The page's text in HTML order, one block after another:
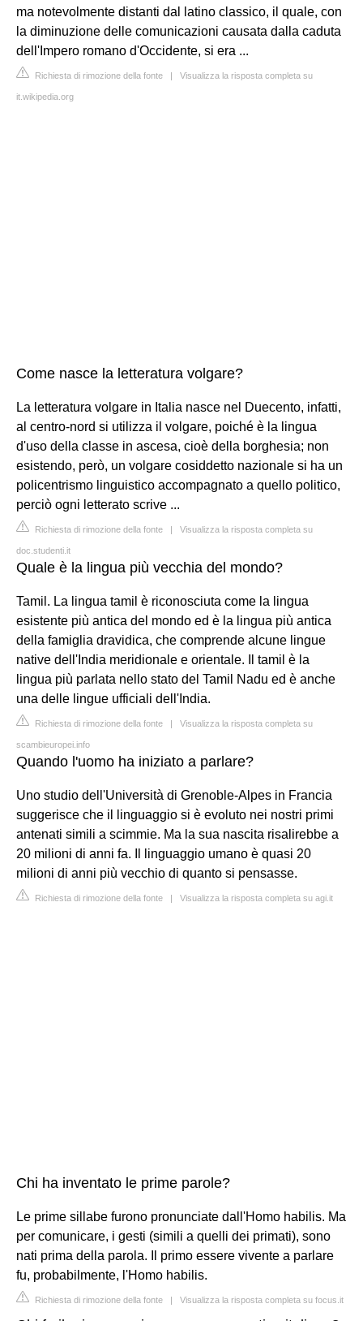
ma notevolmente distanti dal latino classico, il quale, con
la diminuzione delle comunicazioni causata dalla caduta
dell'Impero romano d'Occidente, si era ...
Richiesta di rimozione della fonte | Visualizza la risposta completa su
it.wikipedia.org
Come nasce la letteratura volgare?
La letteratura volgare in Italia nasce nel Duecento, infatti,
al centro-nord si utilizza il volgare, poiché è la lingua
d'uso della classe in ascesa, cioè della borghesia; non
esistendo, però, un volgare cosiddetto nazionale si ha un
policentrismo linguistico accompagnato a quello politico,
perciò ogni letterato scrive ...
Richiesta di rimozione della fonte | Visualizza la risposta completa su
doc.studenti.it
Quale è la lingua più vecchia del mondo?
Tamil. La lingua tamil è riconosciuta come la lingua
esistente più antica del mondo ed è la lingua più antica
della famiglia dravidica, che comprende alcune lingue
native dell'India meridionale e orientale. Il tamil è la
lingua più parlata nello stato del Tamil Nadu ed è anche
una delle lingue ufficiali dell'India.
Richiesta di rimozione della fonte | Visualizza la risposta completa su
scambieuropei.info
Quando l'uomo ha iniziato a parlare?
Uno studio dell'Università di Grenoble-Alpes in Francia
suggerisce che il linguaggio si è evoluto nei nostri primi
antenati simili a scimmie. Ma la sua nascita risalirebbe a
20 milioni di anni fa. Il linguaggio umano è quasi 20
milioni di anni più vecchio di quanto si pensasse.
Richiesta di rimozione della fonte | Visualizza la risposta completa su agi.it
Chi ha inventato le prime parole?
Le prime sillabe furono pronunciate dall'Homo habilis. Ma
per comunicare, i gesti (simili a quelli dei primati), sono
nati prima della parola. Il primo essere vivente a parlare
fu, probabilmente, l'Homo habilis.
Richiesta di rimozione della fonte | Visualizza la risposta completa su focus.it